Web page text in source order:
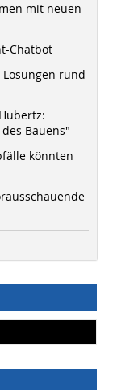
mit neuen
Chatbot
Lösungen rund
Bauens"
könnten